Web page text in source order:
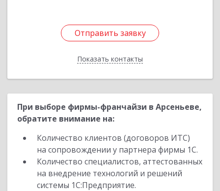
Отправить заявку
Показать контакты
Отправить заявку
Назад
При выборе фирмы-франчайзи в Арсеньеве,
обратите внимание на:
Количество клиентов (договоров ИТС)
на сопровождении у партнера фирмы 1С.
Количество специалистов, аттестованных
на внедрение технологий и решений
системы 1С:Предприятие.